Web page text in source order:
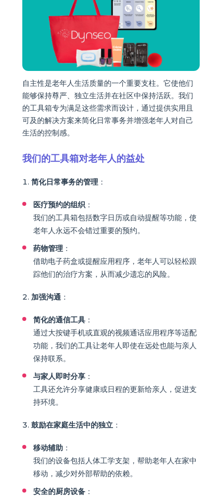
自主性是老年人生活质量的一个重要支柱。它使他们
能够保持尊严、独立生活并在社区中保持活跃。我们
的工具箱专为满足这些需求而设计，通过提供实用且
可及的解决方案来简化日常事务并增强老年人对自己
生活的控制感。
我们的工具箱对老年人的益处
简化日常事务的管理：
医疗预约的组织：
我们的工具箱包括数字日历或自动提醒等功能，使
老年人永远不会错过重要的预约。
药物管理：
借助电子药盒或提醒应用程序，老年人可以轻松跟
踪他们的治疗方案，从而减少遗忘的风险。
加强沟通：
简化的通信工具：
通过大按键手机或直观的视频通话应用程序等适配
功能，我们的工具让老年人即使在远处也能与亲人
保持联系。
与家人即时分享：
工具还允许分享健康或日程的更新给亲人，促进支
持环境。
鼓励在家庭生活中的独立：
移动辅助：
我们的设备包括人体工学支架，帮助老年人在家中
移动，减少对外部帮助的依赖。
安全的厨房设备：